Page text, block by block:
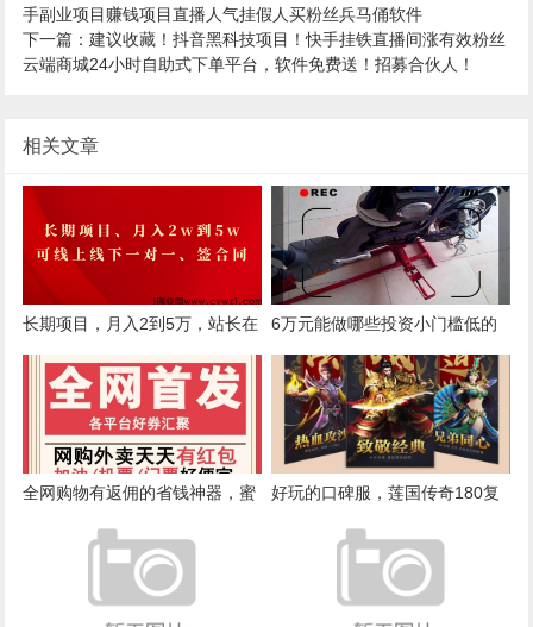
手副业项目赚钱项目直播人气挂假人买粉丝兵马俑软件
下一篇：建议收藏！抖音黑科技项目！快手挂铁直播间涨有效粉丝
云端商城24小时自助式下单平台，软件免费送！招募合伙人！
相关文章
长期项目，月入2到5万，站长在
做的轻资产项目
6万元能做哪些投资小门槛低的
创业项目？
全网购物有返佣的省钱神器，蜜
省客APP火爆招募团队长！
好玩的口碑服，莲国传奇180复
古，土豪、打金的一大堆。